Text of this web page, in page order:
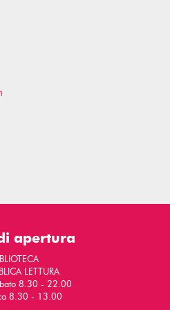
apertura
LETTURA
8.30 - 22.00
8.30 - 13.00